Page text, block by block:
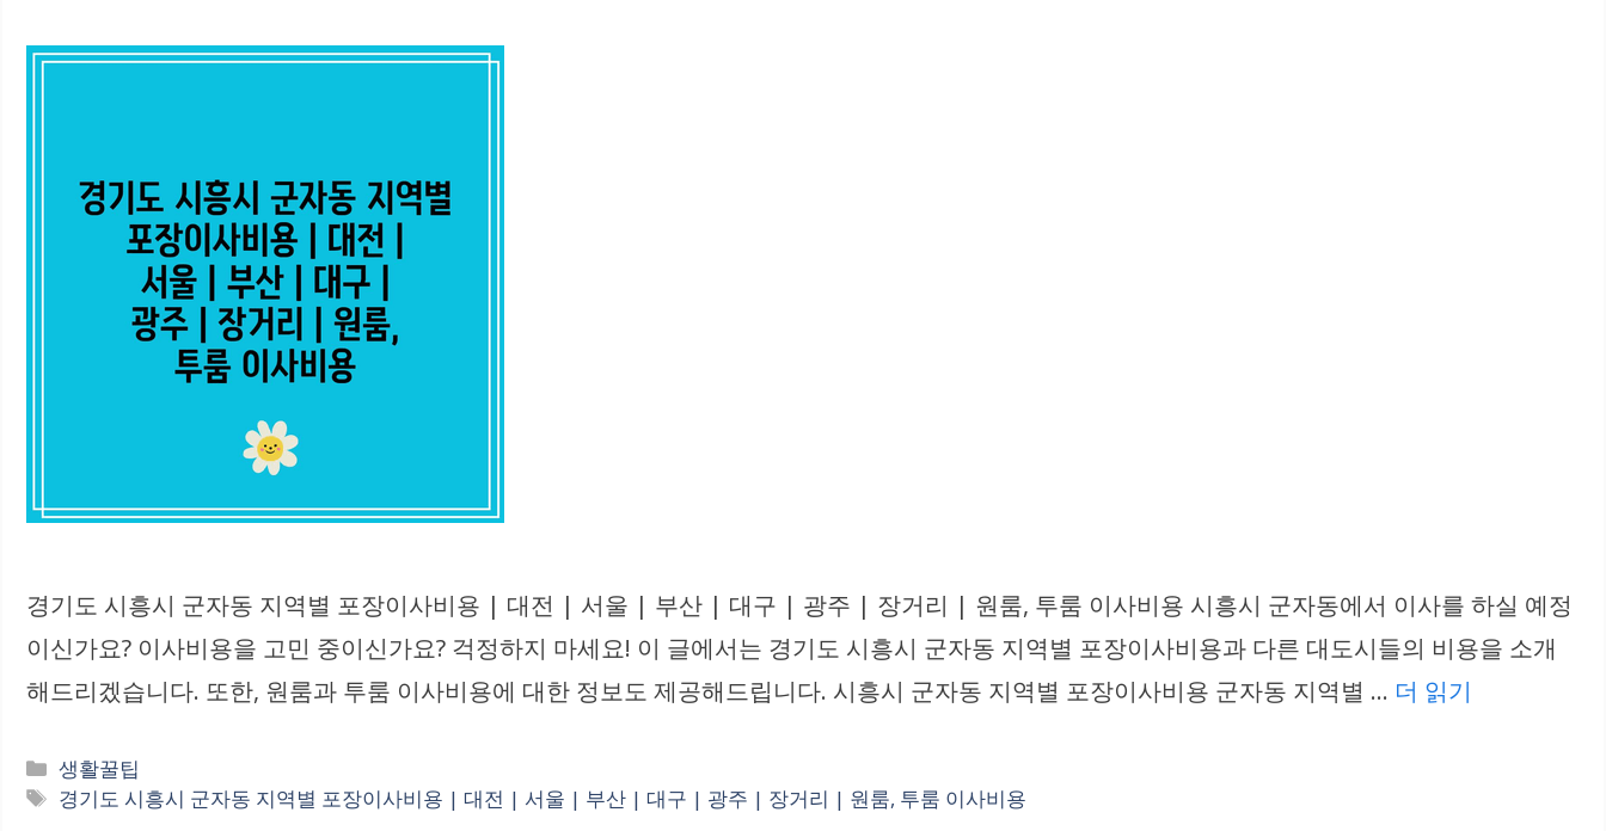
경기도 시흥시 군자동 지역별 포장이사비용 | 대전 | 서울 | 부산 | 대구 | 광주 | 장거리 | 원룸, 투룸 이사비용 시흥시 군자동에서 이사를 하실 예정
이신가요? 이사비용을 고민 중이신가요? 걱정하지 마세요! 이 글에서는 경기도 시흥시 군자동 지역별 포장이사비용과 다른 대도시들의 비용을 소개
해드리겠습니다. 또한, 원룸과 투룸 이사비용에 대한 정보도 제공해드립니다. 시흥시 군자동 지역별 포장이사비용 군자동 지역별 … 더 읽기
카
테
생활꿀팁
태
경기도 시흥시 군자동 지역별 포장이사비용 | 대전 | 서울 | 부산 | 대구 | 광주 | 장거리 | 원룸, 투룸 이사비용